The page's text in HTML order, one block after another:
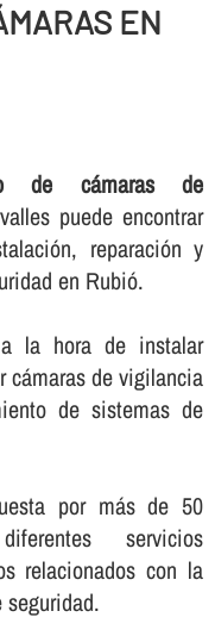
EN
de cámaras de
puede encontrar
reparación y
en Rubió.
a la hora de instalar
cámaras de vigilancia
de sistemas de
por más de 50
servicios
relacionados con la